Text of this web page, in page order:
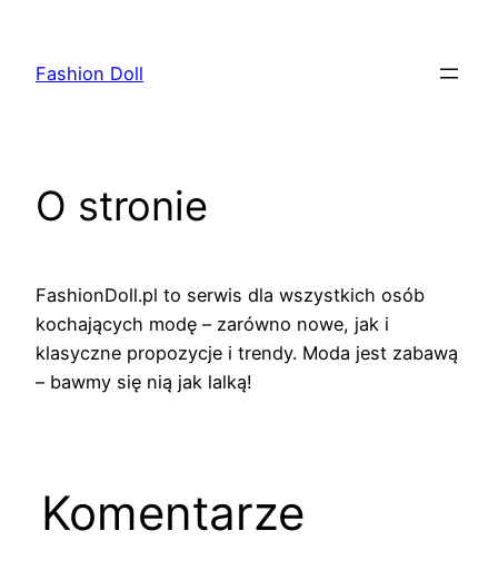
treściFashion Doll
O stronie
FashionDoll.pl to serwis dla wszystkich osób
kochających modę – zarówno nowe, jak i
klasyczne propozycje i trendy. Moda jest zabawą
– bawmy się nią jak lalką!
Komentarze